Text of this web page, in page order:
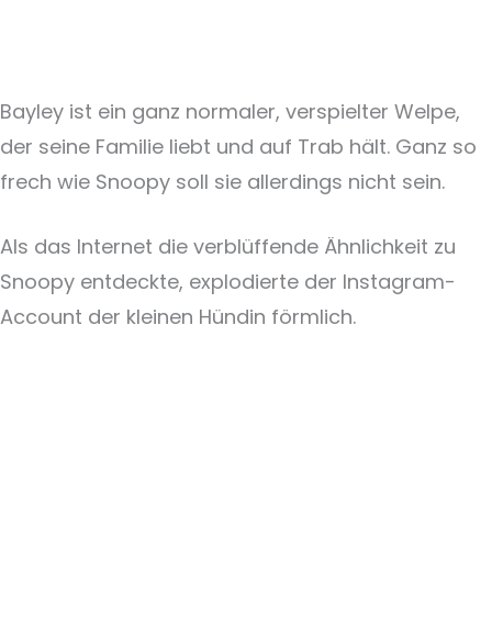
Bayley ist ein ganz normaler, verspielter Welpe,
der seine Familie liebt und auf Trab hält. Ganz so
frech wie Snoopy soll sie allerdings nicht sein.
Als das Internet die verblüffende Ähnlichkeit zu
Snoopy entdeckte, explodierte der Instagram-
Account der kleinen Hündin förmlich.